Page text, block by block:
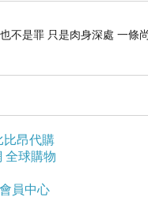
不是罪 只是肉身深處 一條
比昂代購
全球購物
會員中心